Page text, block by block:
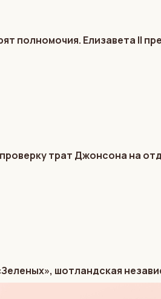
полномочия. Елизавета II
трат Джонсона на
шотландская